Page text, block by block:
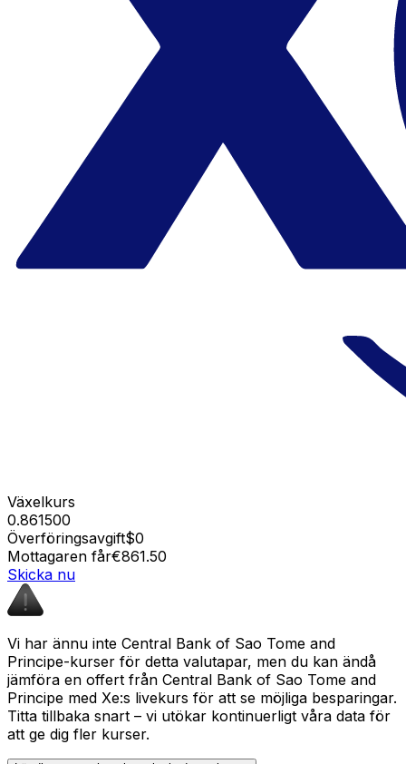
Växelkurs
0.861500
Överföringsavgift$0
Mottagaren får€861.50
Skicka nu
Vi har ännu inte Central Bank of Sao Tome and
Principe-kurser för detta valutapar, men du kan ändå
jämföra en offert från Central Bank of Sao Tome and
Principe med Xe:s livekurs för att se möjliga besparingar.
Titta tillbaka snart – vi utökar kontinuerligt våra data för
att ge dig fler kurser.